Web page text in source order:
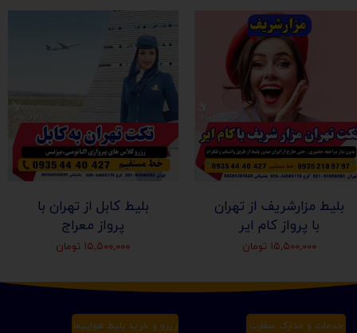
بلیط مزارشریف از تهران
با پرواز کام ایر
۱۵,۵۰۰,۰۰۰ تومان
بلیط کابل از تهران با
پرواز معراج
۱۵,۵۰۰,۰۰۰ تومان
خدمات و مدارک سفارت رزرو و خرید بلیط هواپیما